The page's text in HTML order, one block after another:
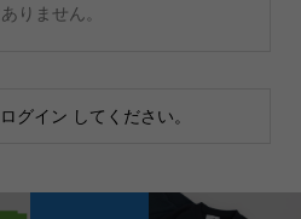
りません。
ログイン してください。